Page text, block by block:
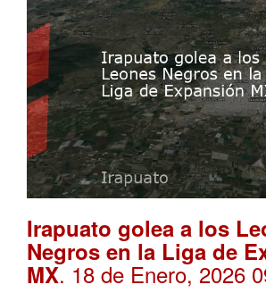
Irapuato golea a los
Negros en la Liga de
MX. 18 de Enero, 2026